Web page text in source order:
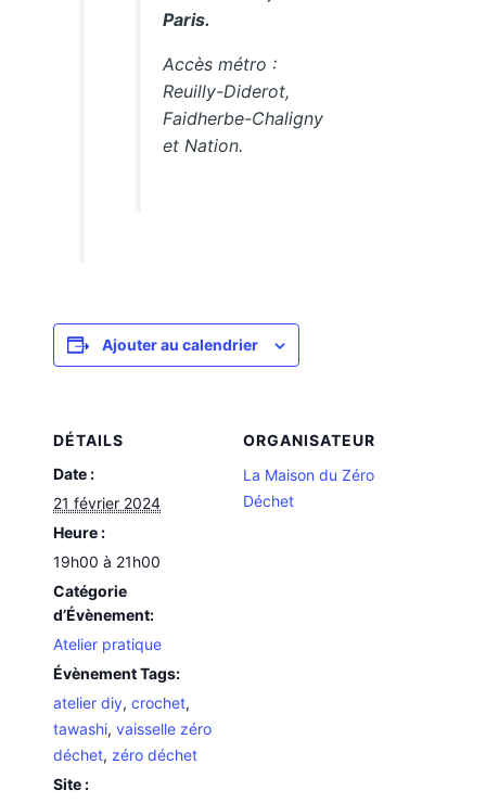
Paris.
Accès métro :
Reuilly-Diderot,
Faidherbe-Chaligny
et Nation.
Ajouter au calendrier
DÉTAILS
Date :
21 février 2024
Heure :
19h00 à 21h00
Catégorie
d’Évènement:
Atelier pratique
Évènement Tags:
atelier diy,crochet,
tawashi,vaisselle zéro
déchet, zéro déchet
Site :
ORGANISATEUR
La Maison du Zéro
Déchet